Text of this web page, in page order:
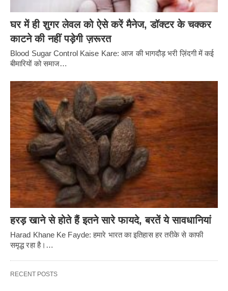
घर में ही शुगर लेवल को ऐसे करें मैनेज, डॉक्टर के चक्कर
काटने की नहीं पड़ेगी ज़रूरत
Blood Sugar Control Kaise Kare: आज की भागदौड़ भरी ज़िंदगी में कई
बीमारियों को समाज…
हरड़ खाने से होते हैं इतने सारे फायदे, बरतें ये सावधानियां
Harad Khane Ke Fayde: हमारे भारत का इतिहास हर तरीके से काफी
समृद्ध रहा है।…
RECENT POSTS